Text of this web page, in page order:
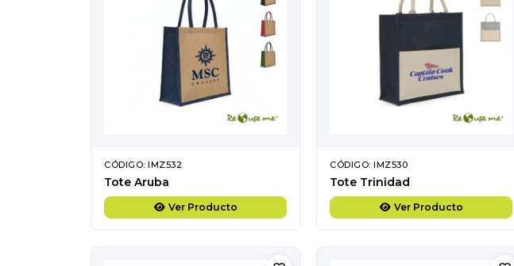
CÓDIGO: IMZ532
Tote Aruba
Ver Producto
CÓDIGO: IMZ530
Tote Trinidad
Ver Producto